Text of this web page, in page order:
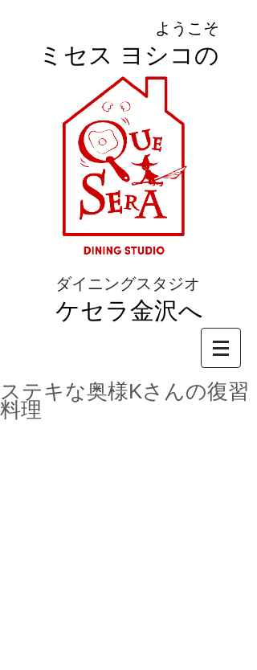
ようこそ
ミセス ヨシコの
ダイニングスタジオ
ケセラ金沢へ
ステキな奥様Kさんの復習
料理